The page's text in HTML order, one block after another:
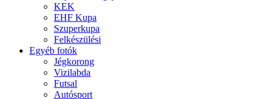
KEK
EHF Kupa
Szuperkupa
Felkészülési
Egyéb fotók
Jégkorong
Vizilabda
Futsal
Autósport